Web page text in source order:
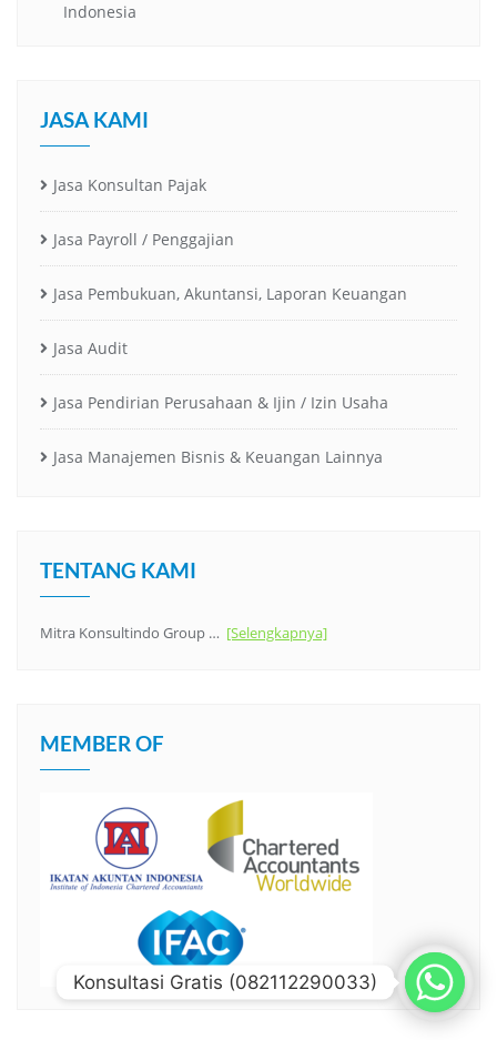
Indonesia
JASA KAMI
Jasa Konsultan Pajak
Jasa Payroll / Penggajian
Jasa Pembukuan, Akuntansi, Laporan Keuangan
Jasa Audit
Jasa Pendirian Perusahaan & Ijin / Izin Usaha
Jasa Manajemen Bisnis & Keuangan Lainnya
TENTANG KAMI
Mitra Konsultindo Group … [Selengkapnya]
MEMBER OF
Konsultasi Gratis (082112290033)